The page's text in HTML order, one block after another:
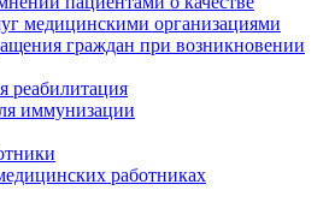
медицинскими организациями
граждан при возникновении
реабилитация
иммунизации
работниках